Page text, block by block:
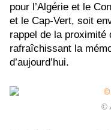
pour l’Algérie et le
et le Cap-Vert, soit
rappel de la proximité
rafraîchissant la
d’aujourd’hui.
©